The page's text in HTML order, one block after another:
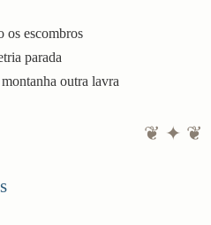
os escombros
parada
❦ ✦ ❦